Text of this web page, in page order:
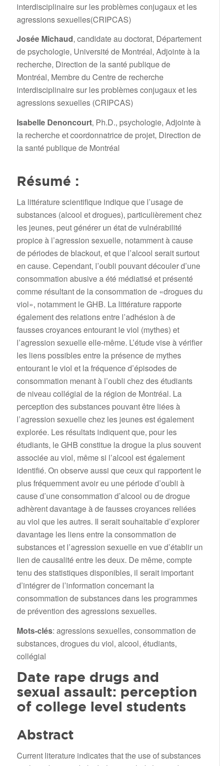
interdisciplinaire sur les problèmes conjugaux et les
agressions sexuelles(CRIPCAS)
Josée Michaud, candidate au doctorat, Département
de psychologie, Université de Montréal, Adjointe à la
recherche, Direction de la santé publique de
Montréal, Membre du Centre de recherche
interdisciplinaire sur les problèmes conjugaux et les
agressions sexuelles (CRIPCAS)
Isabelle Denoncourt, Ph.D., psychologie, Adjointe à
la recherche et coordonnatrice de projet, Direction de
la santé publique de Montréal
Résumé :
La littérature scientifique indique que l’usage de
substances (alcool et drogues), particulièrement chez
les jeunes, peut générer un état de vulnérabilité
propice à l’agression sexuelle, notamment à cause
de périodes de blackout, et que l’alcool serait surtout
en cause. Cependant, l’oubli pouvant découler d’une
consommation abusive a été médiatisé et présenté
comme résultant de la consommation de «drogues du
viol», notamment le GHB. La littérature rapporte
également des relations entre l’adhésion à de
fausses croyances entourant le viol (mythes) et
l’agression sexuelle elle-même. L’étude vise à vérifier
les liens possibles entre la présence de mythes
entourant le viol et la fréquence d’épisodes de
consommation menant à l’oubli chez des étudiants
de niveau collégial de la région de Montréal. La
perception des substances pouvant être liées à
l’agression sexuelle chez les jeunes est également
explorée. Les résultats indiquent que, pour les
étudiants, le GHB constitue la drogue la plus souvent
associée au viol, même si l’alcool est également
identifié. On observe aussi que ceux qui rapportent le
plus fréquemment avoir eu une période d’oubli à
cause d’une consommation d’alcool ou de drogue
adhèrent davantage à de fausses croyances reliées
au viol que les autres. Il serait souhaitable d’explorer
davantage les liens entre la consommation de
substances et l’agression sexuelle en vue d’établir un
lien de causalité entre les deux. De même, compte
tenu des statistiques disponibles, il serait important
d’intégrer de l’information concernant la
consommation de substances dans les programmes
de prévention des agressions sexuelles.
Mots-clés: agressions sexuelles, consommation de
substances, drogues du viol, alcool, étudiants,
collégial
Date rape drugs and
sexual assault: perception
of college level students
Abstract
Current literature indicates that the use of substances